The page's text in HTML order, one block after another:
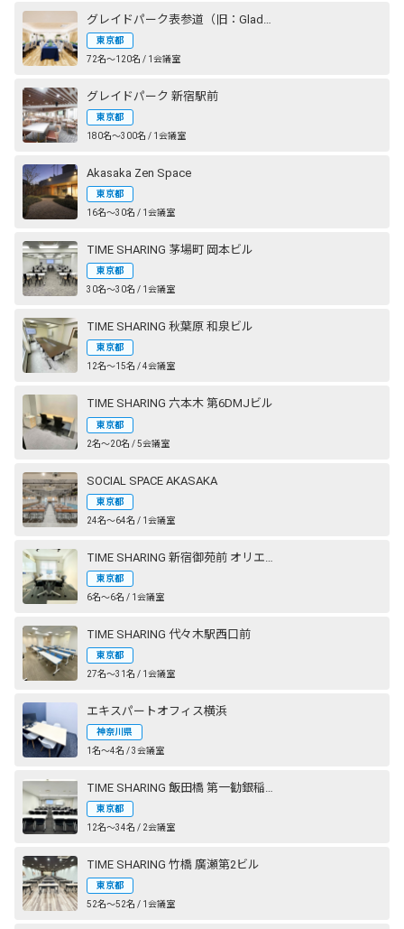
東京都
72名〜120名 / 1会議室
グレイドパーク 新宿駅前
東京都
180名〜300名 / 1会議室
Akasaka Zen Space
東京都
16名〜30名 / 1会議室
TIME SHARING 茅場町 岡本ビル
東京都
30名〜30名 / 1会議室
TIME SHARING 秋葉原 和泉ビル
東京都
12名〜15名 / 4会議室
TIME SHARING 六本木 第6DMJビル
東京都
2名〜20名 / 5会議室
SOCIAL SPACE AKASAKA
東京都
24名〜64名 / 1会議室
東京都
6名〜6名 / 1会議室
TIME SHARING 代々木駅西口前
東京都
27名〜31名 / 1会議室
エキスパートオフィス横浜
神奈川県
1名〜4名 / 3会議室
東京都
12名〜34名 / 2会議室
TIME SHARING 竹橋 廣瀬第2ビル
東京都
52名〜52名 / 1会議室